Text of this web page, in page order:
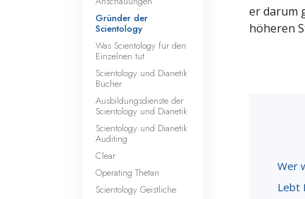
er darum
höheren
Wer
Lebt
Gründer der
Scientology
Was Scientology für den
Einzelnen tut
Scientology und Dianetik
Bücher
Ausbildungsdienste der
Scientology und Dianetik
Scientology und Dianetik
Auditing
Clear
Operating Thetan
Scientology Geistliche